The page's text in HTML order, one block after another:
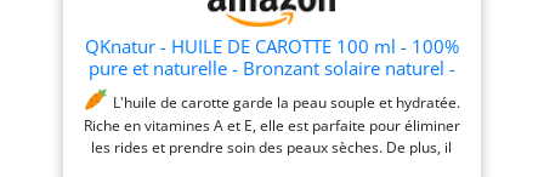
QKnatur - HUILE DE CAROTTE 100 ml - 100%
pure et naturelle - Bronzant solaire naturel -
cheveux - Flacon en verre
L'huile de carotte garde la peau souple et hydratée.
Riche en vitamines A et E, elle est parfaite pour éliminer
les rides et prendre soin des peaux sèches. De plus, il